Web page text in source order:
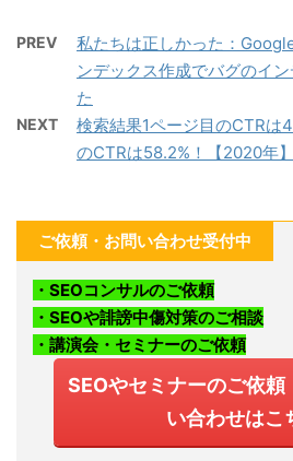
PREV
私たちは正しかった：
ンデックス作成でバグのイ
た
NEXT
検索結果1ページ目のCTRは
のCTRは58.2%！【2020年】
ご依頼・お問い合わせ受付中
・SEOコンサルのご依頼
・SEOや誹謗中傷対策のご相談
・講演会・セミナーのご依頼
SEOやセミナーのご依頼
い合わせはこ